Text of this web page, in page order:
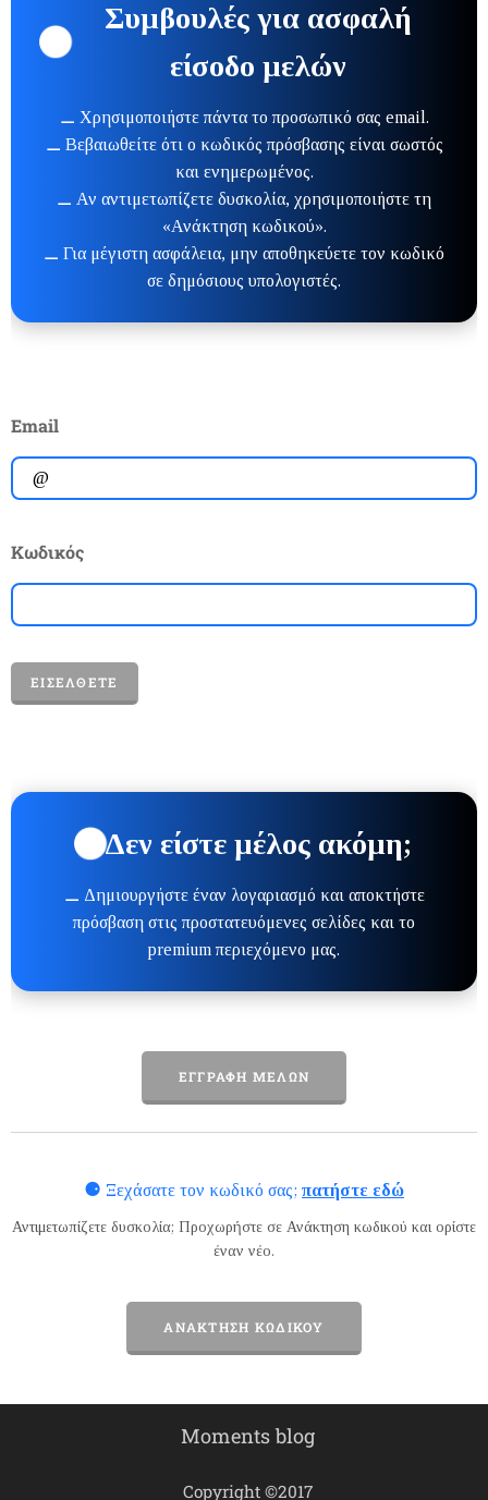
Συμβουλές για ασφαλή
είσοδο μελών
⚊ Χρησιμοποιήστε πάντα το προσωπικό σας email.
⚊ Βεβαιωθείτε ότι ο κωδικός πρόσβασης είναι σωστός
και ενημερωμένος.
⚊ Αν αντιμετωπίζετε δυσκολία, χρησιμοποιήστε τη
«Ανάκτηση κωδικού».
⚊ Για μέγιστη ασφάλεια, μην αποθηκεύετε τον κωδικό
σε δημόσιους υπολογιστές.
Email
Κωδικός
ΕΙΣΈΛΘΕΤΕ
Δεν είστε μέλος ακόμη;
⚊ Δημιουργήστε έναν λογαριασμό και αποκτήστε
πρόσβαση στις προστατευόμενες σελίδες και το
premium περιεχόμενο μας.
ΕΓΓΡΑΦΉ ΜΕΛΏΝ
⚈ Ξεχάσατε τον κωδικό σας; πατήστε εδώ
Αντιμετωπίζετε δυσκολία; Προχωρήστε σε Ανάκτηση κωδικού και ορίστε
έναν νέο.
ΑΝΆΚΤΗΣΗ ΚΩΔΙΚΟΎ
Moments blog
Copyright ©2017